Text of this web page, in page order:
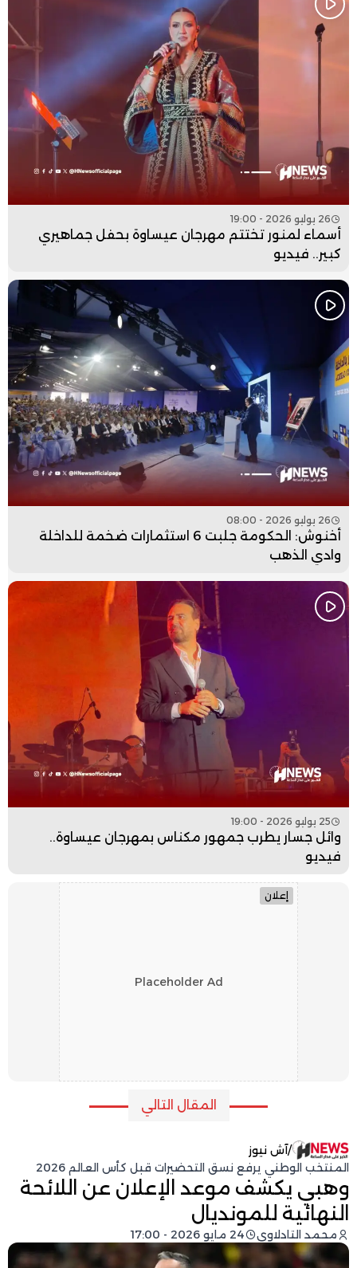
26 يوليو 2026 - 19:00
أسماء لمنور تختتم مهرجان عيساوة بحفل جماهيري
كبير.. فيديو
26 يوليو 2026 - 08:00
أخنوش: الحكومة جلبت 6 استثمارات ضخمة للداخلة
وادي الذهب
25 يوليو 2026 - 19:00
وائل جسار يطرب جمهور مكناس بمهرجان عيساوة..
فيديو
إعلان
Placeholder Ad
المقال التالي
/آش نيوز
المنتخب الوطني يرفع نسق التحضيرات قبل كأس العالم 2026
وهبي يكشف موعد الإعلان عن اللائحة
النهائية للمونديال
محمد التادلاوي 24 مايو 2026 - 17:00